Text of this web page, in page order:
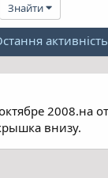
Знайти
активність
2008.на
внизу.